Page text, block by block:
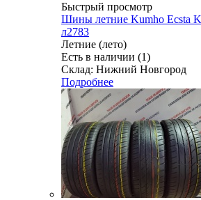
Быстрый просмотр
Шины летние Kumho Ecsta
л2783
Летние (лето)
Есть в наличии (1)
Склад: Нижний Новгород
Подробнее